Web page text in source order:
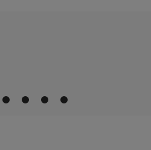
3 4 5 6